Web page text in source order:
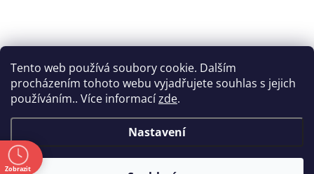
Tento web používá soubory cookie. Dalším
procházením tohoto webu vyjadřujete souhlas s jejich
používáním.. Více informacízde.
Nastavení
Zobrazit